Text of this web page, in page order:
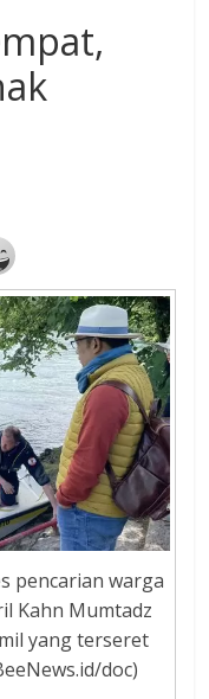
pencarian warga
Kahn Mumtadz
yang terseret
doc)